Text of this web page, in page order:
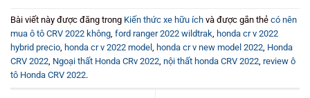
Bài viết này được đăng trong Kiến thức xe hữu ích và được gắn thẻ có nên
mua ô tô CRV 2022 không, ford ranger 2022 wildtrak, honda cr v 2022
hybrid precio, honda cr v 2022 model , honda cr v new model 2022, Honda
CRV 2022, Ngoại thất Honda CRv 2022, nội thất honda CRV 2022, review ô
tô Honda CRV 2022.